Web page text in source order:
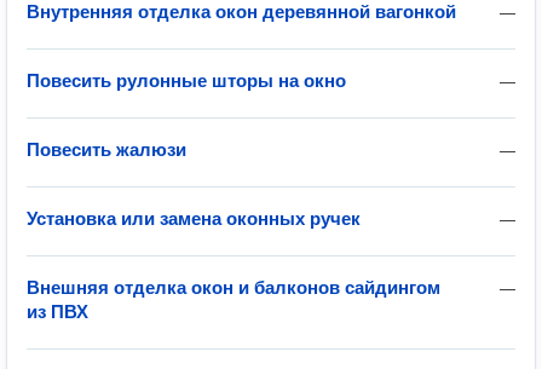
—
Внутренняя отделка окон деревянной вагонкой
—
Повесить рулонные шторы на окно
—
Повесить жалюзи
—
Установка или замена оконных ручек
—
Внешняя отделка окон и балконов сайдингом
из ПВХ